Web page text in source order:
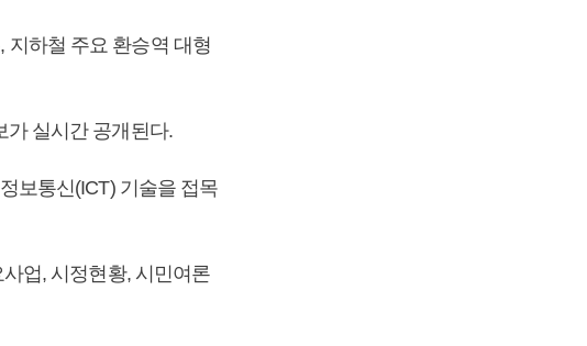
지하철 주요 환승역 대형
가 실시간 공개된다.
보통신(ICT) 기술을 접목
사업, 시정현황, 시민여론